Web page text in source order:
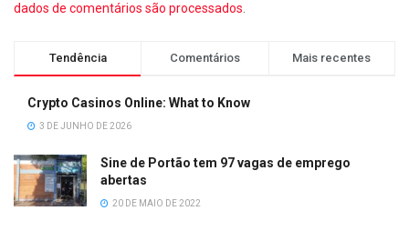
dados de comentários são processados
Tendência Comentários Mais recentes
Crypto Casinos Online: What to Know
3 DE JUNHO DE 2026
Sine de Portão tem 97 vagas de emprego
abertas
20 DE MAIO DE 2022